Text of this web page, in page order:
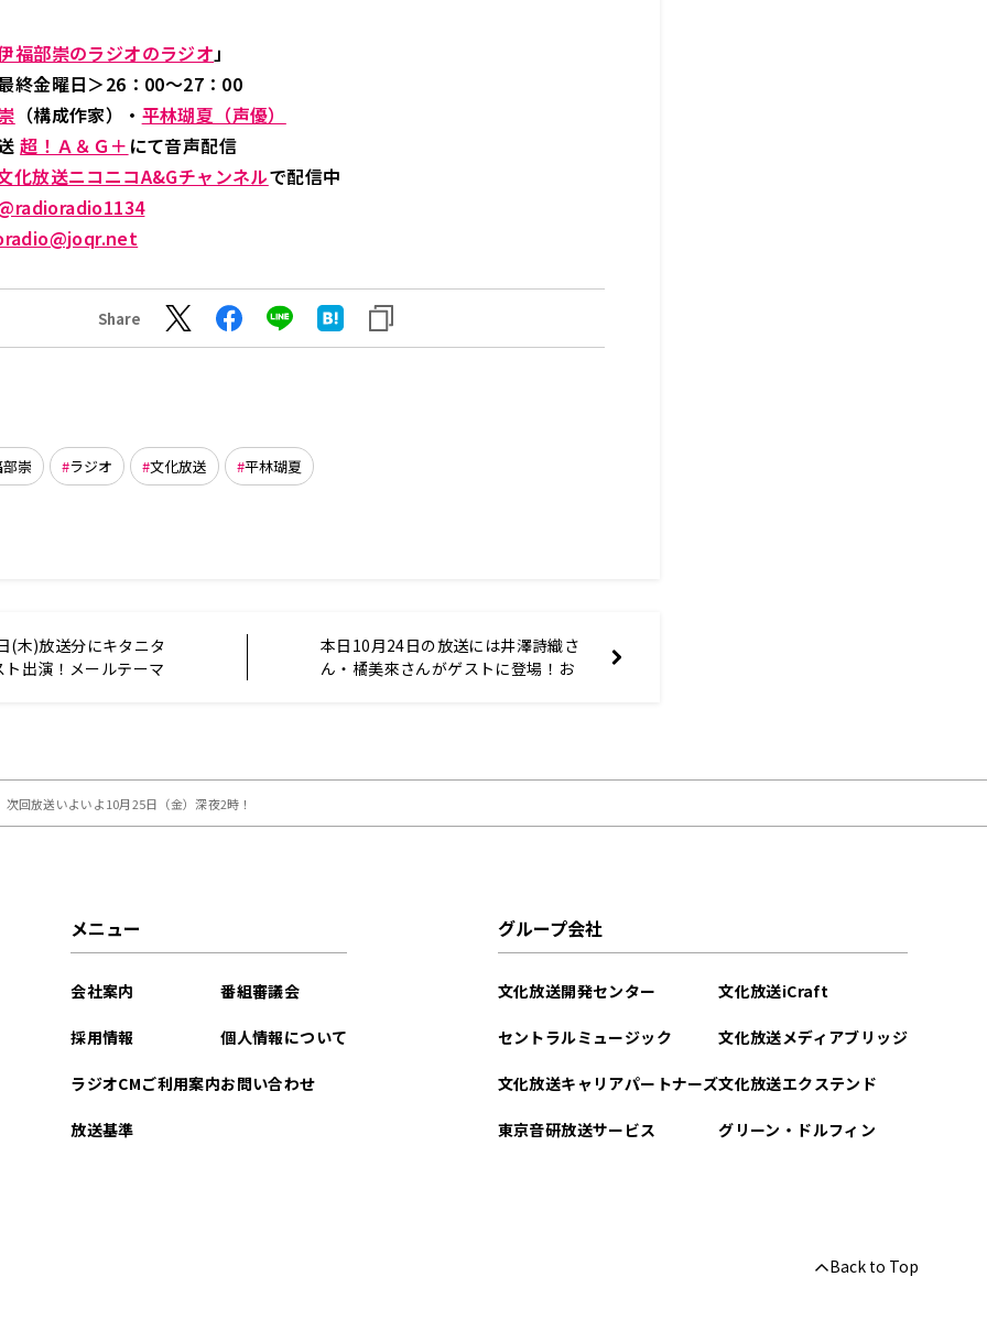
福部崇のラジオのラジオ」
終金曜日＞26：00～27：00
（構成作家）・ 平林瑚夏（声優）
超！Ａ＆Ｇ＋ にて音声配信
化放送ニコニコA&Gチャンネルで配信中
Share
崇 ラジオ 文化放送 平林瑚夏
(木)放送分にキタニタ
出演！メールテーマ
本日10月24日の放送には井澤詩織さ
ん・橘美來さんがゲストに登場！お
回放送いよいよ10月25日（金）深夜2時！
メニュー
会社案内
採用情報
ラジオCMご利用案内
放送基準
番組審議会
個人情報について
お問い合わせ
グループ会社
文化放送開発センター
セントラルミュージック
文化放送キャリアパートナーズ
東京音研放送サービス
文化放送iCraft
文化放送メディアブリッジ
文化放送エクステンド
グリーン・ドルフィン
Back to Top